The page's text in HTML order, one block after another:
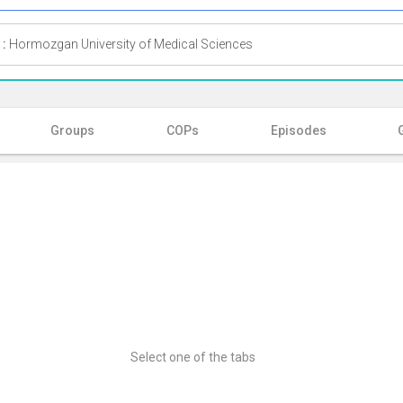
Hormozgan University of Medical Sciences
Groups COPs Episodes
Select one of the tabs